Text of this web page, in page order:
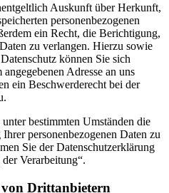
Auskunft über Herkunft,
personenbezogenen
ein Recht, die Berichtigung,
zu verlangen. Hierzu sowie
können Sie sich
Adresse an uns
ein Beschwerderecht bei der
bestimmten Umständen die
personenbezogenen Daten zu
Sie der Datenschutzerklärung
Verarbeitung“.
von Drittanbietern